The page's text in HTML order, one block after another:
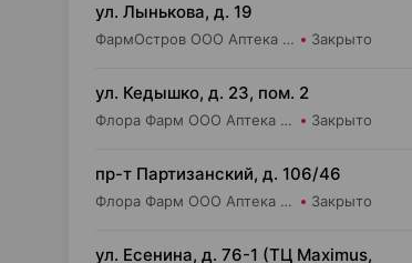
ул. Лынькова, д. 19
ФармОстров ООО Аптека №7 на Лынькова Закрыто
ул. Кедышко, д. 23, пом. 2
Флора Фарм ООО Аптека №21 Закрыто
пр-т Партизанский, д. 106/46
Флора Фарм ООО Аптека №20 Закрыто
ул. Есенина, д. 76-1 (ТЦ Maximus,